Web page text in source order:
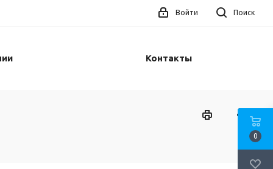
Поиск
Войти
Контакты
0